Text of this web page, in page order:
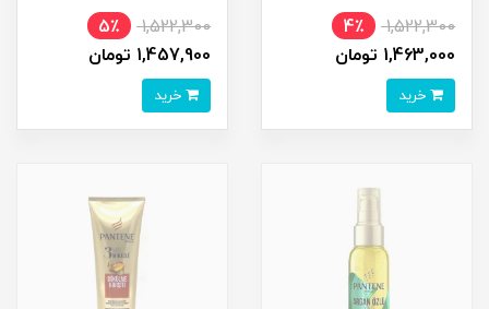
1,522,300
4٪
1,463,000 تومان
1,522,300
5٪
1,457,900 تومان